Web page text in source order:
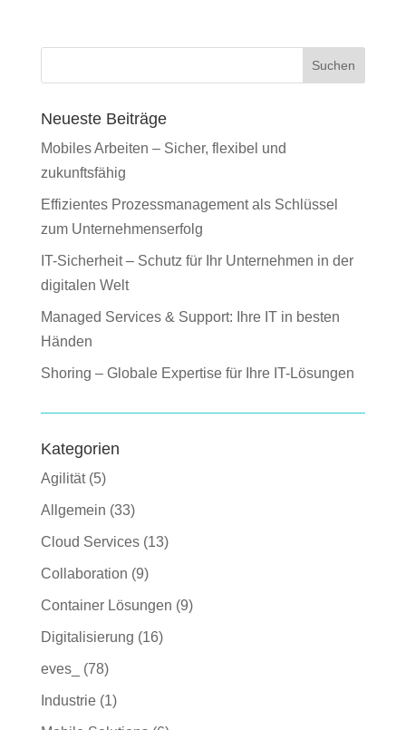
Suchen
Neueste Beiträge
Mobiles Arbeiten – Sicher, flexibel und
zukunftsfähig
Effizientes Prozessmanagement als Schlüssel
zum Unternehmenserfolg
IT-Sicherheit – Schutz für Ihr Unternehmen in der
digitalen Welt
Managed Services & Support: Ihre IT in besten
Händen
Shoring – Globale Expertise für Ihre IT-Lösungen
Kategorien
Agilität(5)
Allgemein (33)
Cloud Services(13)
Collaboration (9)
Container Lösungen (9)
Digitalisierung (16)
eves_ (78)
Industrie(1)